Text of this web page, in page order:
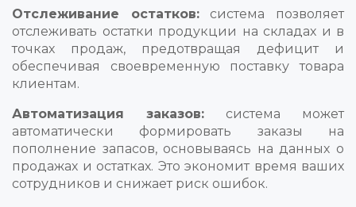
Отслеживание остатков:система позволяет
отслеживать остатки продукции на складах и в
точках продаж, предотвращая дефицит и
обеспечивая своевременную поставку товара
клиентам.
Автоматизация заказов: система может
автоматически формировать заказы на
пополнение запасов, основываясь на данных о
продажах и остатках. Это экономит время ваших
сотрудников и снижает риск ошибок.